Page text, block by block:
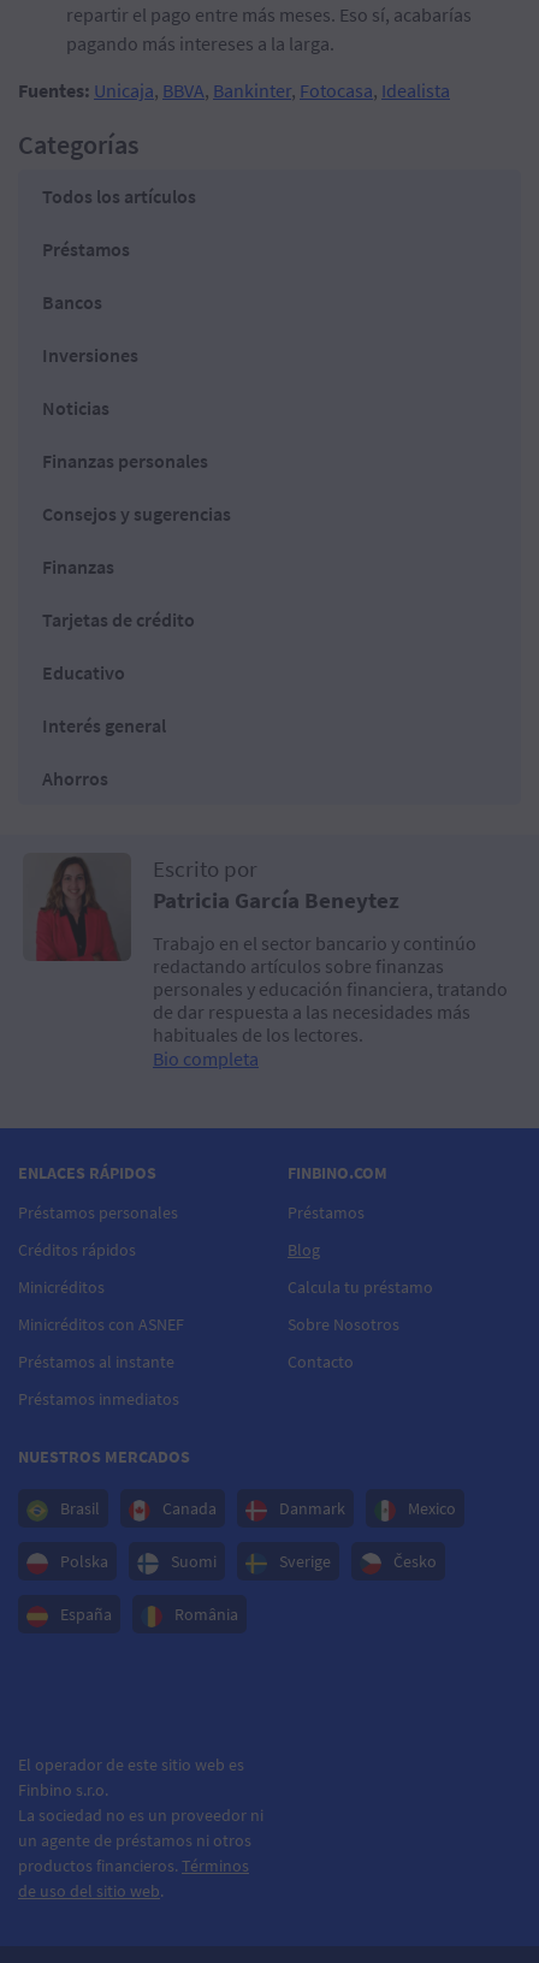
repartir el pago entre más meses. Eso sí, acabarías
pagando más intereses a la larga.
Fuentes: Unicaja, BBVA, Bankinter, Fotocasa, Idealista
Categorías
Todos los artículos
Préstamos
Bancos
Inversiones
Noticias
Finanzas personales
Consejos y sugerencias
Finanzas
Tarjetas de crédito
Educativo
Interés general
Ahorros
Escrito por
Patricia García Beneytez
Trabajo en el sector bancario y continúo
redactando artículos sobre finanzas
personales y educación financiera, tratando
de dar respuesta a las necesidades más
habituales de los lectores.
Bio completa
ENLACES RÁPIDOS
Préstamos personales
Créditos rápidos
Minicréditos
Minicréditos con ASNEF
Préstamos al instante
Préstamos inmediatos
FINBINO.COM
Préstamos
Blog
Calcula tu préstamo
Sobre Nosotros
Contacto
NUESTROS MERCADOS
Brasil Canada Danmark Mexico
Polska Suomi Sverige Česko
España România
El operador de este sitio web es
Finbino s.r.o.
La sociedad no es un proveedor ni
un agente de préstamos ni otros
productos financieros. Términos
de uso del sitio web.